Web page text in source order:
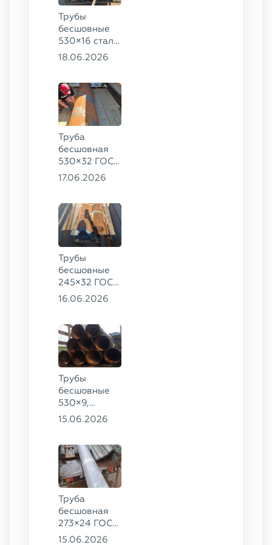
Трубы
бесшовные
530×16 сталь
13ХФА,
18.06.2026
Труба
бесшовная
530×32 ГОСТ
8732-78, ст.
17.06.2026
Трубы
бесшовные
245×32 ГОСТ
8732-78, ст.
16.06.2026
Трубы
бесшовные
530×9,
530×10 ст.
15.06.2026
Труба
бесшовная
273×24 ГОСТ
9941-81 сталь
15.06.2026